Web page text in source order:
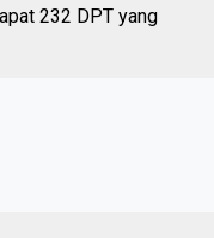
232 DPT yang